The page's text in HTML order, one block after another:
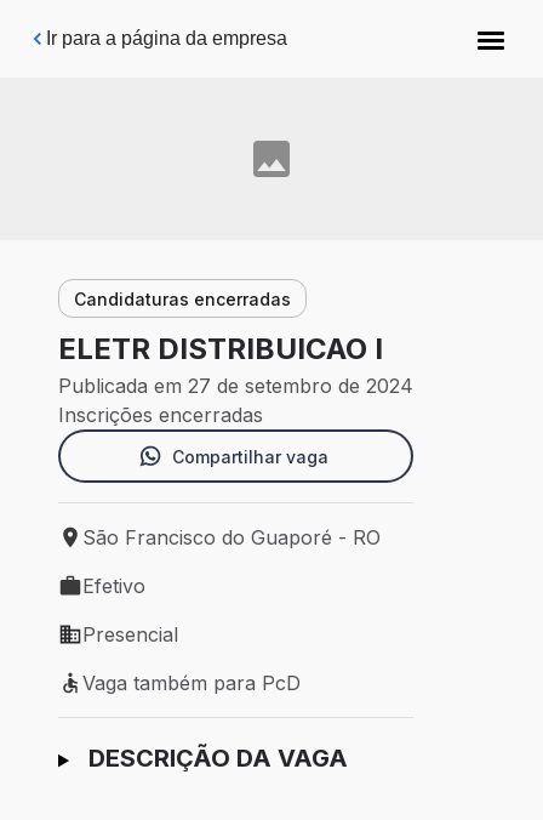
Pular para o conteúdo principal
Ir para a página da empresa
Candidaturas encerradas
ELETR DISTRIBUICAO I
Publicada em 27 de setembro de 2024
Inscrições encerradas
Compartilhar vaga
Local de trabalho: São Francisco do Guaporé - RO
São Francisco do Guaporé - RO
Tipo de vaga: Efetivo
Efetivo
Modelo de trabalho: Presencial
Presencial
Vaga também para PcD
Vaga também para PcD
Ir para candidatura
DESCRIÇÃO DA VAGA